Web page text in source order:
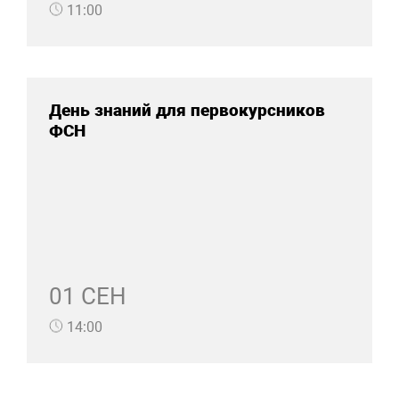
11:00
День знаний для первокурсников
ФСН
01 СЕН
14:00